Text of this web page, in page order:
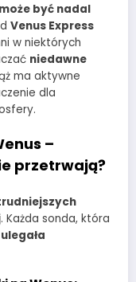
może być nadal
Venus Express
w niektórych
niedawne
ma aktywne
dla
–
przetrwają?
. Każda sonda, która
ulegała